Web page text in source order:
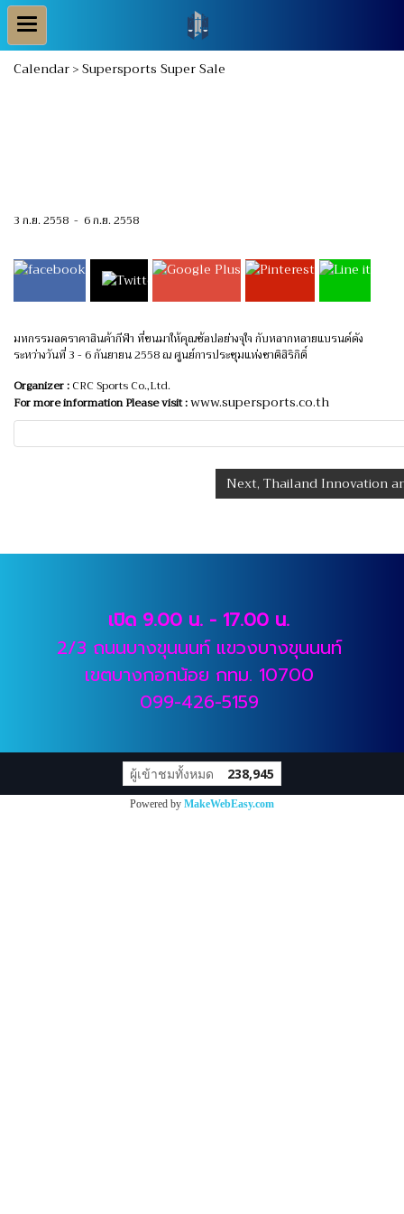
Calendar > Supersports Super Sale
3 ก.ย. 2558 - 6 ก.ย. 2558
มหกรรมลดราคาสินค้ากีฬา ที่ขนมาให้คุณช้อปอย่างจุใจ กับหลากหลายแบรนด์ดัง
ระหว่างวันที่ 3 - 6 กันยายน 2558 ณ ศูนย์การประชุมแห่งชาติสิริกิติ์
Organizer : CRC Sports Co.,Ltd.
For more information Please visit :www.supersports.co.th
Next, Thailand Innovation
เปิด 9.00 น. - 17.00 น.
2/3 ถนนบางขุนนนท์ แขวงบางขุนนนท์
เขตบางกอกน้อย กทม. 10700
099-426-5159
ผู้เข้าชมทั้งหมด 238,945
Powered by MakeWebEasy.com